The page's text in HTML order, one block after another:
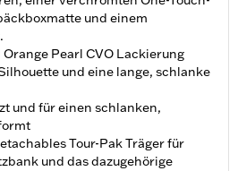
und einem
Pearl CVO Lackierung
und eine lange, schlanke
und für einen schlanken,
Tour-Pak Träger für
und das dazugehörige